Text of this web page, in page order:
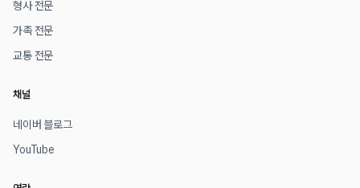
형사 전문
가족 전문
교통 전문
채널
네이버 블로그
YouTube